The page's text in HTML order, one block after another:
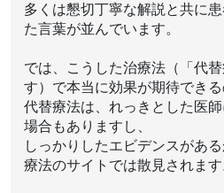
多くは懇切丁寧な解説と共に
た言葉が並んでいます。
では、こうした治療法（「代
す）で本当に効果が期待でき
代替療法は、れっきとした医
場合もありますし、
しっかりしたエビデンスがあ
療法のサイトでは散見されます